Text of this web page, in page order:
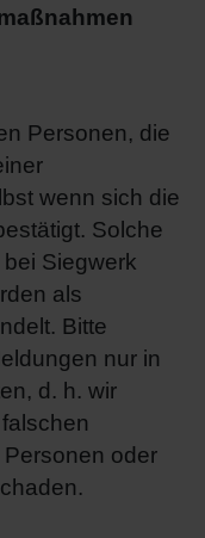
Personen, die
wenn sich die
Solche
Siegwerk
als
Bitte
nur in
d. h. wir
oder